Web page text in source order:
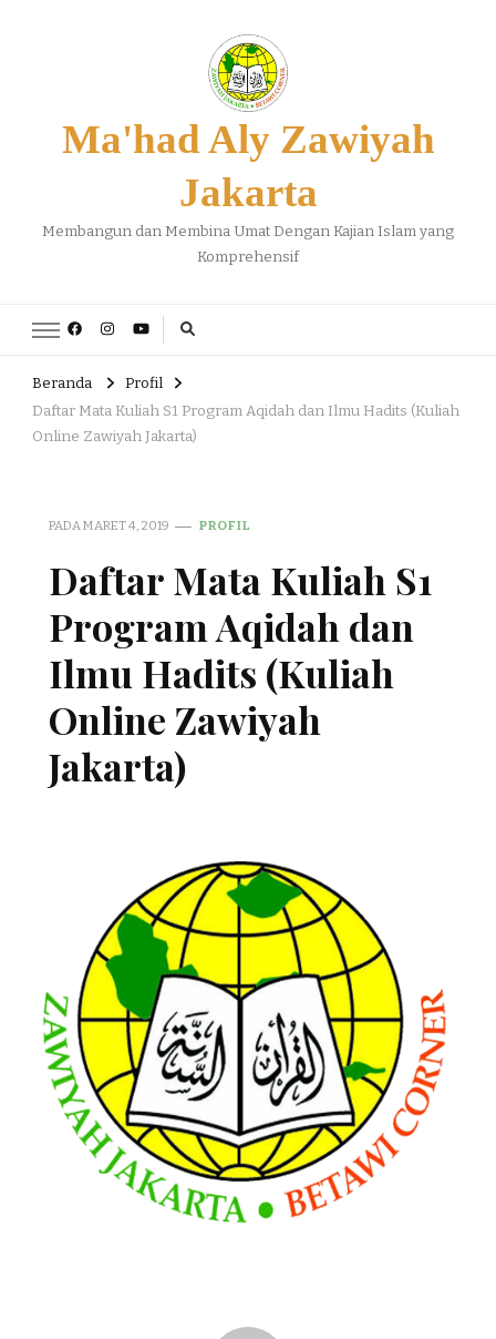
Ma'had Aly Zawiyah
Jakarta
Membangun dan Membina Umat Dengan Kajian Islam yang
Komprehensif
Beranda
Profil
Daftar Mata Kuliah S1 Program Aqidah dan Ilmu Hadits (Kuliah
Online Zawiyah Jakarta)
PADAMARET 4, 2019 PROFIL
Daftar Mata Kuliah S1
Program Aqidah dan
Ilmu Hadits (Kuliah
Online Zawiyah
Jakarta)